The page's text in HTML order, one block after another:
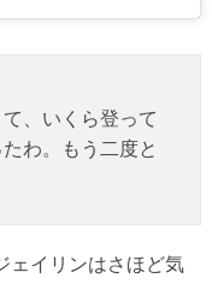
、いくら登って
わ。もう二度と
ェイリンはさほど気